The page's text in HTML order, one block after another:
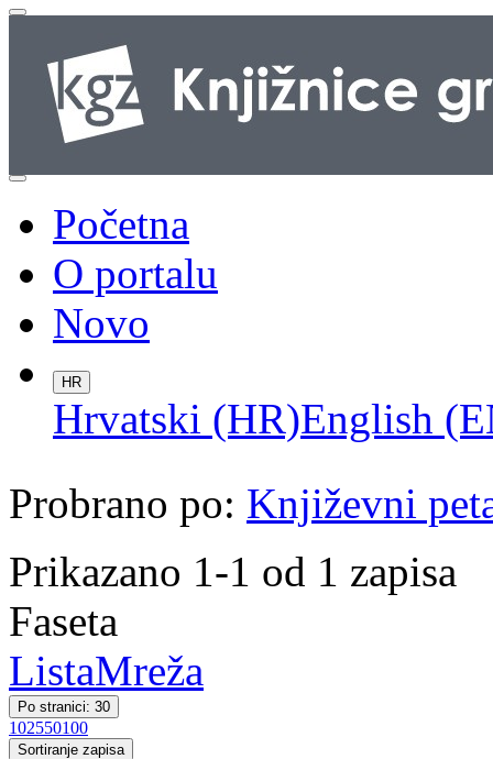
Početna
O portalu
Novo
HR
Hrvatski (HR)English
Probrano po: Književni
Prikazano 1-1 od 1 zapisa
Faseta
ListaMreža
Po stranici: 30
102550100
Sortiranje zapisa